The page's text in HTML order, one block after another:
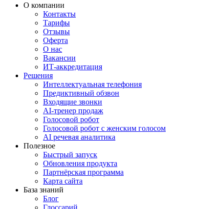
О компании
Контакты
Тарифы
Отзывы
Оферта
О нас
Вакансии
ИТ-аккредитация
Решения
Интеллектуальная телефония
Предиктивный обзвон
Входящие звонки
AI-тренер продаж
Голосовой робот
Голосовой робот с женским голосом
AI речевая аналитика
Полезное
Быстрый запуск
Обновления продукта
Партнёрская программа
Карта сайта
База знаний
Блог
Глоссарий